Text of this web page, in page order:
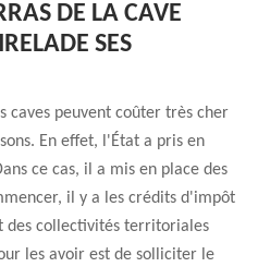
DE LA CAVE
SES
caves peuvent coûter très cher
En effet, l'État a pris en
ce cas, il a mis en place des
il y a les crédits d'impôt
des collectivités territoriales
les avoir est de solliciter le